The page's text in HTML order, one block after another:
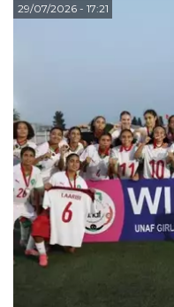
29/07/2026- 17:21